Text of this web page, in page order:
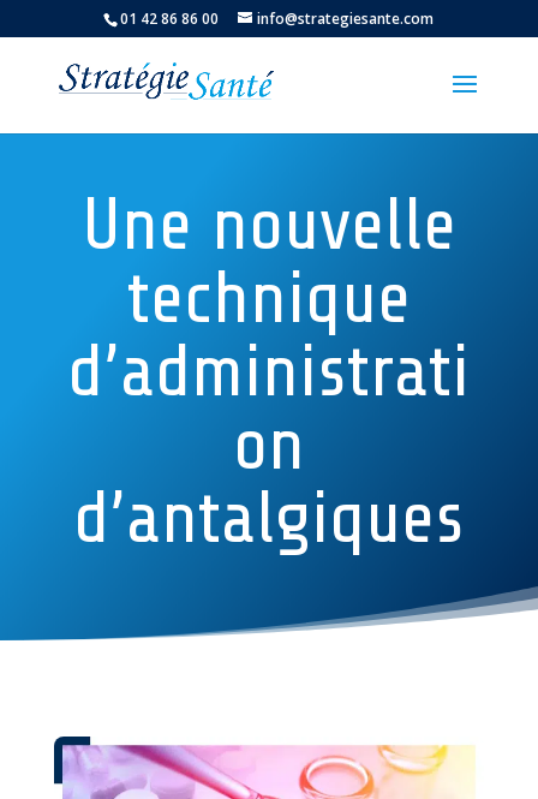
01 42 86 86 00 info@strategiesante.com
Une nouvelle
technique
d’administrati
on
d’antalgiques